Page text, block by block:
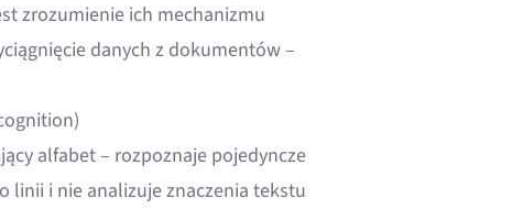
zrozumienie ich mechanizmu
danych z dokumentów –
alfabet – rozpoznaje pojedyncze
linii i nie analizuje znaczenia tekstu